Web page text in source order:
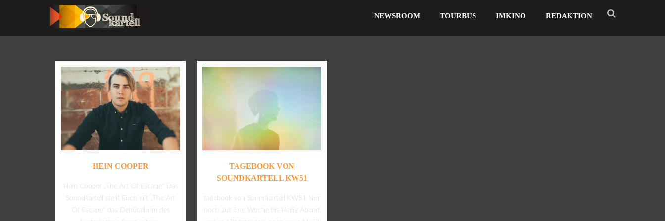
NEWSROOM TOURBUS IMKINO REDAKTION
HEIN COOPER
Hein Cooper „The Art Of Escape“ Das
Soundkartell stellt Euch mit „The Art
Of Escape“ das Debütalbum des
TAGEBOOK VON
SOUNDKARTELL KW51
tagebook von Soundkartell KW51 Nur
noch gut eine Woche bis Heilig Abend